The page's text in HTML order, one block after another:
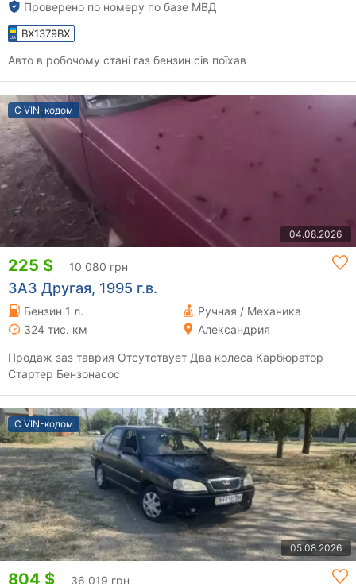
Проверено по номеру по базе МВД
BX1379BX
Авто в робочому стані газ бензин сів поїхав
С VIN-кодом
04.08.2026
225 $ 10 080 грн
ЗАЗ Другая, 1995 г.в.
Бензин 1 л.
Ручная / Механика
324 тис. км
Александрия
Продаж заз таврия Отсутствует Два колеса Карбюратор
Стартер Бензонасос
С VIN-кодом
05.08.2026
804 $ 36 019 грн